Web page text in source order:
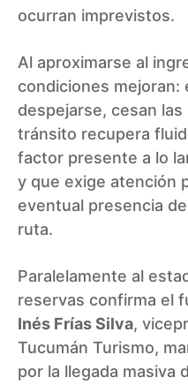
ocurran imprevistos.
Al aproximarse al
condiciones mejoran:
despejarse, cesan
tránsito recupera
factor presente a lo
y que exige atención
eventual presencia
ruta.
Paralelamente al
reservas confirma el
Inés Frías Silva,
Tucumán Turismo,
por la llegada masiva